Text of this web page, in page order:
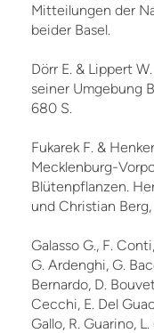
Mitteilungen der
beider Basel.
Dörr E. & Lippert
seiner Umgebung
680 S.
Fukarek F. &
Mecklenburg-
Blütenpflanzen.
und Christian
Galasso G., F.
G. Ardenghi, G.
Bernardo, D.
Cecchi, E. Del
Gallo, R. Guarino,